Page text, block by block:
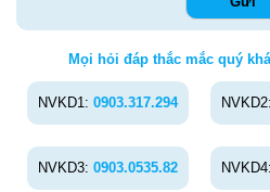
Mọi hỏi đáp thắc mắc quý
NVKD1: 0903.317.294 NVKD2:
NVKD3: 0903.0535.82 NVKD4: